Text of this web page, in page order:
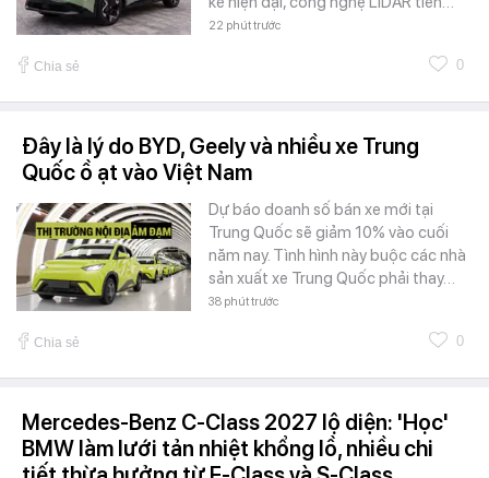
22 phút trước
Chia sẻ 0
Đây là lý do BYD, Geely và nhiều xe Trung
Quốc ồ ạt vào Việt Nam
Dự báo doanh số bán xe mới tại
Trung Quốc sẽ giảm 10% vào cuối
năm nay. Tình hình này buộc các nhà
sản xuất xe Trung Quốc phải thay…
38 phút trước
Chia sẻ 0
Mercedes-Benz C-Class 2027 lộ diện: 'Học'
BMW làm lưới tản nhiệt khổng lồ, nhiều chi